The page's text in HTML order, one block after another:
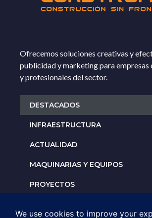
Ofrecemos soluciones creativas y
publicidad y marketing para empresas
y profesionales del sector.
DESTACADOS
INFRAESTRUCTURA
ACTUALIDAD
MAQUINARIAS Y EQUIPOS
PROYECTOS